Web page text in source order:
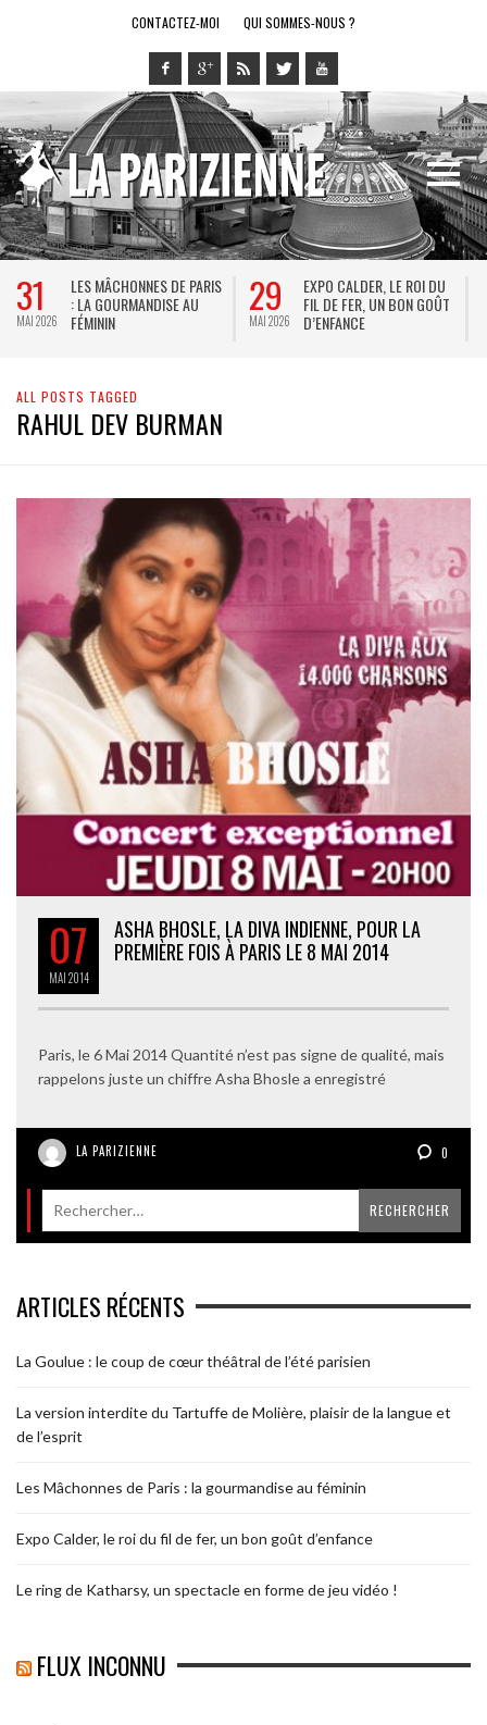
CONTACTEZ-MOI QUI SOMMES-NOUS ?
31
MAI 2026
LES MÂCHONNES DE PARIS
: LA GOURMANDISE AU
FÉMININ
29
MAI 2026
EXPO CALDER, LE ROI DU
FIL DE FER, UN BON GOÛT
D’ENFANCE
ALL POSTS TAGGED
RAHUL DEV BURMAN
07
MAI2014
ASHA BHOSLE, LA DIVA INDIENNE, POUR LA
PREMIÈRE FOIS À PARIS LE 8 MAI 2014
Paris, le 6 Mai 2014 Quantité n’est pas signe de qualité, mais
rappelons juste un chiffre Asha Bhosle a enregistré
LA PARIZIENNE 0
ARTICLES RÉCENTS
La Goulue : le coup de cœur théâtral de l’été parisien
La version interdite du Tartuffe de Molière, plaisir de la langue et
de l’esprit
Les Mâchonnes de Paris : la gourmandise au féminin
Expo Calder, le roi du fil de fer, un bon goût d’enfance
Le ring de Katharsy, un spectacle en forme de jeu vidéo !
FLUX INCONNU